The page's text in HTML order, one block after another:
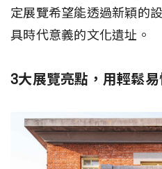
定展覽希望能透過新穎的
具時代意義的文化遺址。
3大展覽亮點，用輕鬆